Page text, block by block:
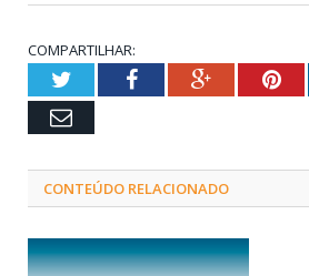
COMPARTILHAR:
TwitterFacebookGoogle+
Email
CONTEÚDO RELACIONADO